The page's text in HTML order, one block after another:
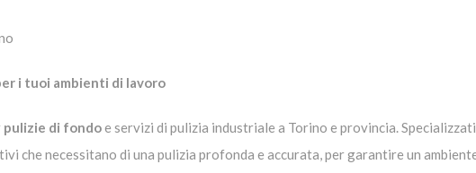
i tuoi ambienti di lavoro
pulizie di fondoe servizi di pulizia industriale a Torino e provincia.
che necessitano di una pulizia profonda e accurata, per garantire un